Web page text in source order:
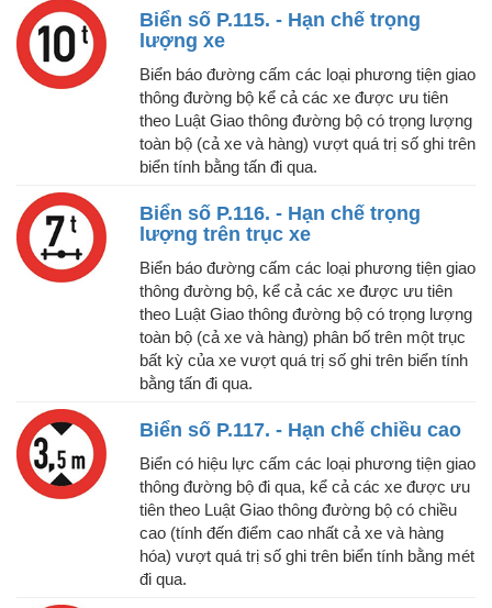
Biển số P.115. - Hạn chế trọng
lượng xe
Biển báo đường cấm các loại phương tiện giao
thông đường bộ kể cả các xe được ưu tiên
theo Luật Giao thông đường bộ có trọng lượng
toàn bộ (cả xe và hàng) vượt quá trị số ghi trên
biển tính bằng tấn đi qua.
Biển số P.116. - Hạn chế trọng
lượng trên trục xe
Biển báo đường cấm các loại phương tiện giao
thông đường bộ, kể cả các xe được ưu tiên
theo Luật Giao thông đường bộ có trọng lượng
toàn bộ (cả xe và hàng) phân bố trên một trục
bất kỳ của xe vượt quá trị số ghi trên biển tính
bằng tấn đi qua.
Biển số P.117. - Hạn chế chiều cao
Biển có hiệu lực cấm các loại phương tiện giao
thông đường bộ đi qua, kể cả các xe được ưu
tiên theo Luật Giao thông đường bộ có chiều
cao (tính đến điểm cao nhất cả xe và hàng
hóa) vượt quá trị số ghi trên biển tính bằng mét
đi qua.